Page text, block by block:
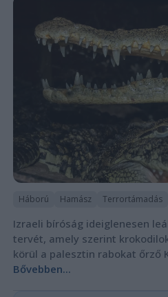
Háború Hamász Terrortámadás
Izraeli bíróság ideiglenesen
tervét, amely szerint
körül a palesztin rabokat őrző
Bővebben...